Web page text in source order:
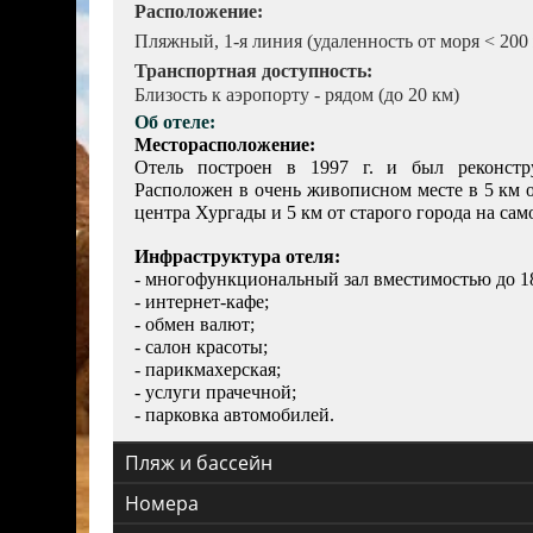
Нувейба
Озеро
Насер
пустыня
Ливийская
пустыня
Синайский
полуостров
Расположение:
Пляжный, 1-я линия (удаленность от моря <
Транспортная доступность:
Близость к аэропорту - рядом (до 20 км)
Об отеле:
Месторасположение:
Отель построен в 1997 г. и был
Расположен в очень живописном месте в 5 км
центра Хургады и 5 км от старого города на
Инфраструктура отеля:
- многофункциональный зал вместимостью до
- интернет-кафе;
- обмен валют;
- салон красоты;
- парикмахерская;
- услуги прачечной;
- парковка автомобилей.
Пляж и бассейн
Пляж:
Номера